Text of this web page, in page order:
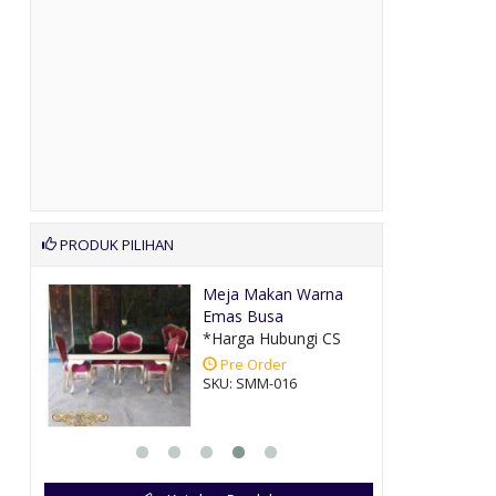
PRODUK PILIHAN
Meja Makan Warna
Emas Busa
*Harga Hubungi CS
Pre Order
SKU: SMM-016